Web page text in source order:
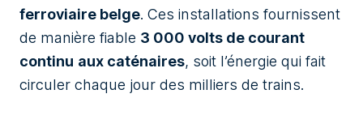
ferroviaire belge. Ces installations fournissent
de manière fiable 3 000 volts de courant
continu aux caténaires, soit l’énergie qui fait
circuler chaque jour des milliers de trains.